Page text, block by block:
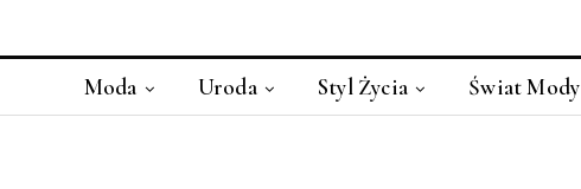
Moda Uroda Styl Życia Świat Mody